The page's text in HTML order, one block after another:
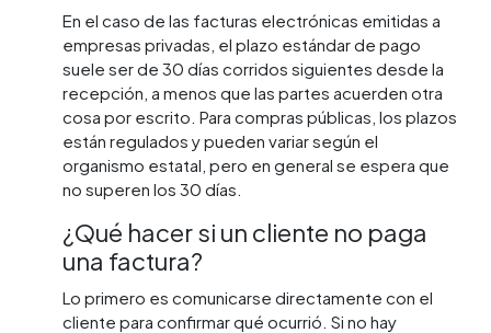
En el caso de las facturas electrónicas emitidas a
empresas privadas, el plazo estándar de pago
suele ser de 30 días corridos siguientes desde la
recepción, a menos que las partes acuerden otra
cosa por escrito. Para compras públicas, los plazos
están regulados y pueden variar según el
organismo estatal, pero en general se espera que
no superen los 30 días.
¿Qué hacer si un cliente no paga
una factura?
Lo primero es comunicarse directamente con el
cliente para confirmar qué ocurrió. Si no hay